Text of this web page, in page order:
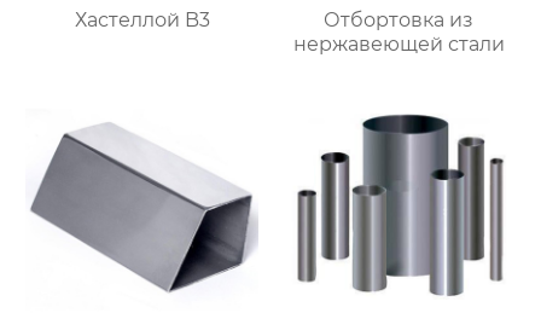
Хастеллой B3
Отбортовка из
нержавеющей стали